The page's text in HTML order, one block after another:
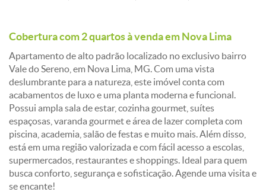
Cobertura com 2 quartos à venda em Nova Lima
Apartamento de alto padrão localizado no exclusivo bairro
Vale do Sereno, em Nova Lima, MG. Com uma vista
deslumbrante para a natureza, este imóvel conta com
acabamentos de luxo e uma planta moderna e funcional.
Possui ampla sala de estar, cozinha gourmet, suítes
espaçosas, varanda gourmet e área de lazer completa com
piscina, academia, salão de festas e muito mais. Além disso,
está em uma região valorizada e com fácil acesso a escolas,
supermercados, restaurantes e shoppings. Ideal para quem
busca conforto, segurança e sofisticação. Agende uma visita e
se encante!